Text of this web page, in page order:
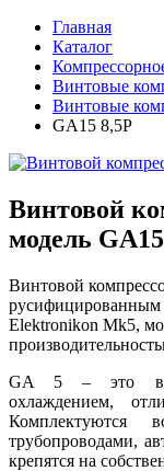
Главная
Каталог
Винтовые
Винтовые
GA15 8,5P
Винтовой
модель
Винтовой
русифицированным
Elektronikon Mk5,
GA 5 – это
охлаждением,
Комплектуются
трубопроводами,
крепятся на